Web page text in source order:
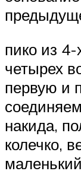
пико из
четырех
первую и
накида,
колечко,